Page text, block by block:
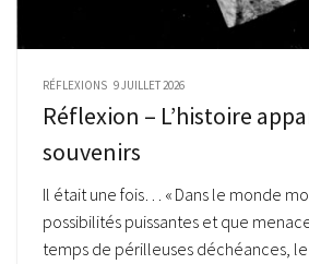
RÉFLEXIONS 9 JUILLET 2026
Réflexion – L’histoire
souvenirs
Il était une fois… « Dans le monde
possibilités puissantes et que
temps de périlleuses déchéances,